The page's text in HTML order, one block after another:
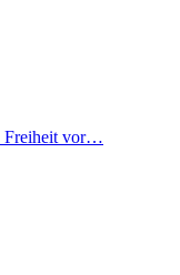
Freiheit vor…